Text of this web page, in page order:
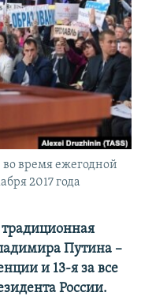
время ежегодной
2017 года
традиционная
Путина –
и 13-я за все
России.